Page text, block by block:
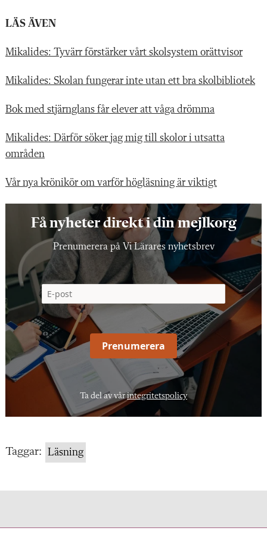
LÄS ÄVEN
Mikalides: Tyvärr förstärker vårt skolsystem orättvisor
Mikalides: Skolan fungerar inte utan ett bra skolbibliotek
Bok med stjärnglans får elever att våga drömma
Mikalides: Därför söker jag mig till skolor i utsatta
områden
Vår nya krönikör om varför högläsning är viktigt
Få nyheter direkt i din mejlkorg
Prenumerera på Vi Lärares nyhetsbrev
Prenumerera
Ta del av vårintegritetspolicy
Taggar: Läsning